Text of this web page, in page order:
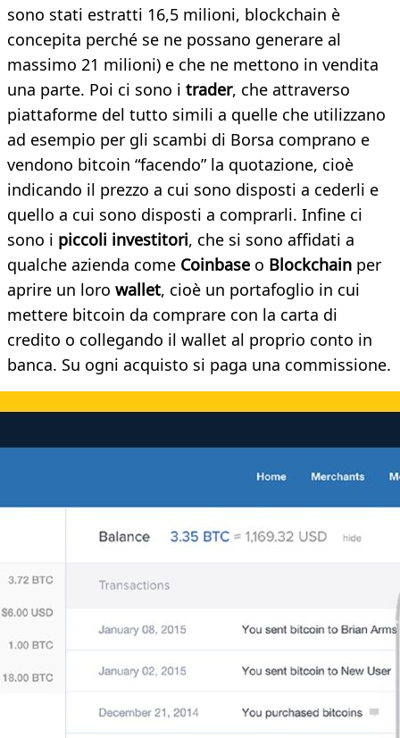
sono stati estratti 16,5 milioni, blockchain è
concepita perché se ne possano generare al
massimo 21 milioni) e che ne mettono in vendita
una parte. Poi ci sono i trader, che attraverso
piattaforme del tutto simili a quelle che utilizzano
ad esempio per gli scambi di Borsa comprano e
vendono bitcoin “facendo” la quotazione, cioè
indicando il prezzo a cui sono disposti a cederli e
quello a cui sono disposti a comprarli. Infine ci
sono i piccoli investitori, che si sono affidati a
qualche azienda come Coinbase o Blockchain per
aprire un loro wallet, cioè un portafoglio in cui
mettere bitcoin da comprare con la carta di
credito o collegando il wallet al proprio conto in
banca. Su ogni acquisto si paga una commissione.